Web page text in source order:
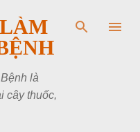
chính
là
cây thuốc,